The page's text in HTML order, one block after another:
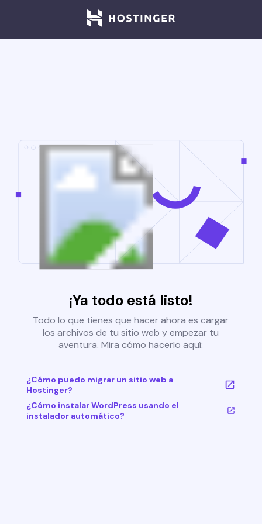
¡Ya todo está listo!
Todo lo que tienes que hacer ahora es cargar
los archivos de tu sitio web y empezar tu
aventura. Mira cómo hacerlo aquí:
¿Cómo puedo migrar un sitio web a
Hostinger?
¿Cómo instalar WordPress usando el
instalador automático?